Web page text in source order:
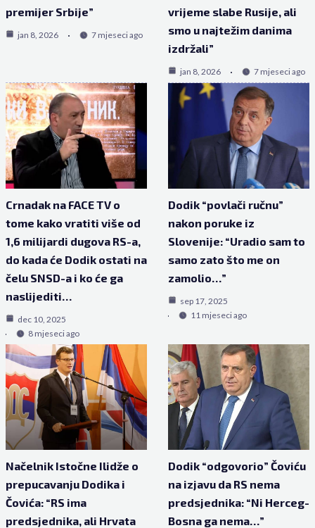
premijer Srbije”
jan 8, 2026 7 mjeseci ago
vrijeme slabe Rusije, ali
smo u najtežim danima
izdržali”
jan 8, 2026 7 mjeseci ago
Crnadak na FACE TV o
tome kako vratiti više od
1,6 milijardi dugova RS-a,
do kada će Dodik ostati na
čelu SNSD-a i ko će ga
naslijediti…
dec 10, 2025
8 mjeseci ago
Dodik “povlači ručnu”
nakon poruke iz
Slovenije: “Uradio sam to
samo zato što me on
zamolio…”
sep 17, 2025
11 mjeseci ago
Načelnik Istočne Ilidže o
prepucavanju Dodika i
Čovića: “RS ima
predsjednika, ali Hrvata
Dodik “odgovorio” Čoviću
na izjavu da RS nema
predsjednika: “Ni Herceg-
Bosna ga nema…”